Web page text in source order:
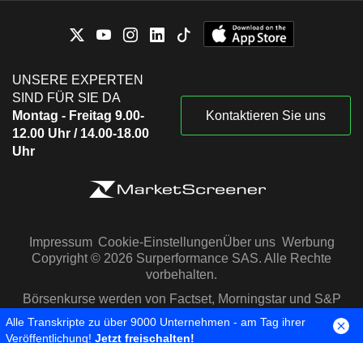
UNSERE EXPERTEN
SIND FÜR SIE DA
Montag - Freitag 9.00-
12.00 Uhr / 14.00-18.00
Uhr
Kontaktieren Sie uns
Impressum Cookie-EinstellungenÜber uns Werbung
Copyright © 2026 Surperformance SAS. Alle Rechte
vorbehalten.
Börsenkurse werden von Factset, Morningstar und S&P
Capital IQ zur Verfügung gestellt
Alle Transkripte zu über 9000 Unternehmen - am Tag ihrer
Veröffentlichung! Jetzt freischalten!